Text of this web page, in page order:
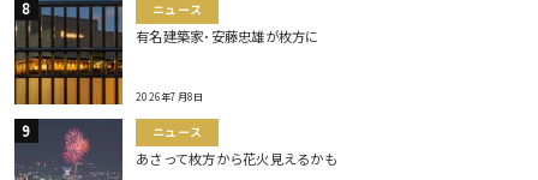
ニュース
有名建築家･安藤忠雄が枚方に
2026年7月8日
ニュース
あさって枚方から花火見えるかも